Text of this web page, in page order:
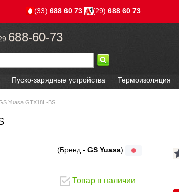
(33) 688 60 73 (29) 688 60 73
688-60-73
Пуско-зарядные устройства Термоизоляция
Yuasa GTX18L-BS
(Бренд - GS Yuasa)
Товар в наличии